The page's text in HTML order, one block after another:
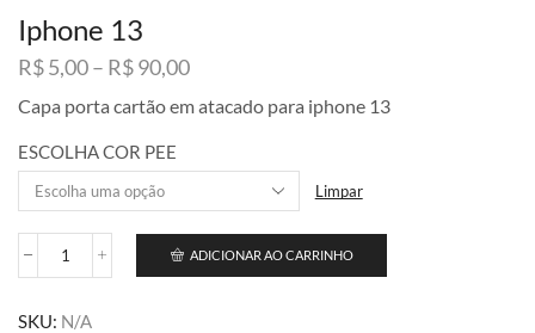
Iphone 13
R$5,00– R$90,00Faixa
preço:
através
Capa porta cartão em atacado para iphone 13
ESCOLHA COR PEE
Limpar
Iphone
ADICIONAR AO CARRINHO
SKU: N/A